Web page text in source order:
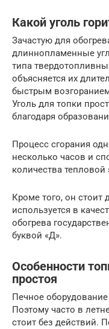
Какой уголь
Зачастую для
длиннопламенные
типа
объясняется их
быстрым
Уголь для топки
благодаря
Процесс сгорания
несколько часов и
количества тепловой
Кроме того, он стоит
используется в
обогрева
буквой «Д».
Особенности
простоя
Печное
Поэтому часто в
стоит без действий.